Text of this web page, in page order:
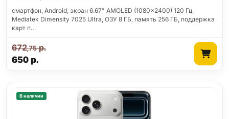
смартфон, Android, экран 6.67" AMOLED (1080x2400) 120 Гц,
Mediatek Dimensity 7025 Ultra, ОЗУ 8 ГБ, память 256 ГБ, поддержка
карт п…
650р.
672,75р.
В наличии